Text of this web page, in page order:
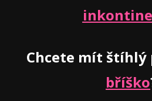
Chcete mít štíhlý
bříško